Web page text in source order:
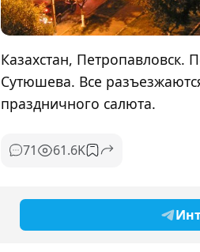
Казахстан,
Сутюшева. Все
праздничного салюта.
71 61.6K